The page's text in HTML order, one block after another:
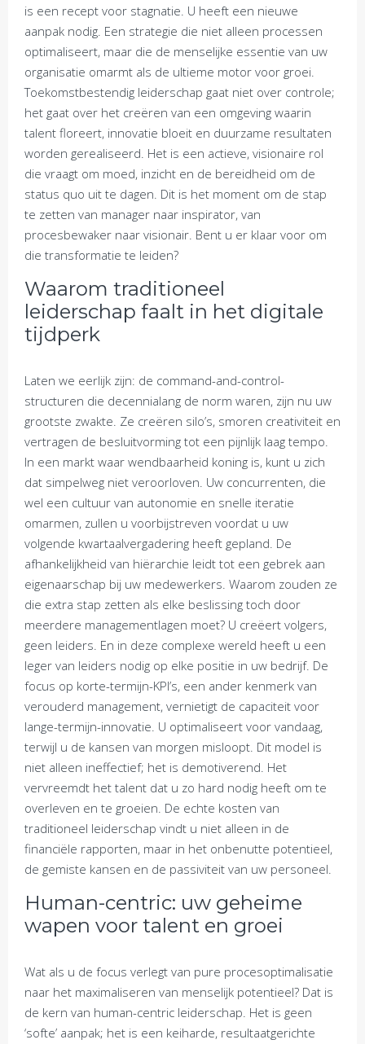
is een recept voor stagnatie. U heeft een nieuwe
aanpak nodig. Een strategie die niet alleen processen
optimaliseert, maar die de menselijke essentie van uw
organisatie omarmt als de ultieme motor voor groei.
Toekomstbestendig leiderschap gaat niet over controle;
het gaat over het creëren van een omgeving waarin
talent floreert, innovatie bloeit en duurzame resultaten
worden gerealiseerd. Het is een actieve, visionaire rol
die vraagt om moed, inzicht en de bereidheid om de
status quo uit te dagen. Dit is het moment om de stap
te zetten van manager naar inspirator, van
procesbewaker naar visionair. Bent u er klaar voor om
die transformatie te leiden?
Waarom traditioneel
leiderschap faalt in het digitale
tijdperk
Laten we eerlijk zijn: de command-and-control-
structuren die decennialang de norm waren, zijn nu uw
grootste zwakte. Ze creëren silo’s, smoren creativiteit en
vertragen de besluitvorming tot een pijnlijk laag tempo.
In een markt waar wendbaarheid koning is, kunt u zich
dat simpelweg niet veroorloven. Uw concurrenten, die
wel een cultuur van autonomie en snelle iteratie
omarmen, zullen u voorbijstreven voordat u uw
volgende kwartaalvergadering heeft gepland. De
afhankelijkheid van hiërarchie leidt tot een gebrek aan
eigenaarschap bij uw medewerkers. Waarom zouden ze
die extra stap zetten als elke beslissing toch door
meerdere managementlagen moet? U creëert volgers,
geen leiders. En in deze complexe wereld heeft u een
leger van leiders nodig op elke positie in uw bedrijf. De
focus op korte-termijn-KPI’s, een ander kenmerk van
verouderd management, vernietigt de capaciteit voor
lange-termijn-innovatie. U optimaliseert voor vandaag,
terwijl u de kansen van morgen misloopt. Dit model is
niet alleen ineffectief; het is demotiverend. Het
vervreemdt het talent dat u zo hard nodig heeft om te
overleven en te groeien. De echte kosten van
traditioneel leiderschap vindt u niet alleen in de
financiële rapporten, maar in het onbenutte potentieel,
de gemiste kansen en de passiviteit van uw personeel.
Human-centric: uw geheime
wapen voor talent en groei
Wat als u de focus verlegt van pure procesoptimalisatie
naar het maximaliseren van menselijk potentieel? Dat is
de kern van human-centric leiderschap. Het is geen
‘softe’ aanpak; het is een keiharde, resultaatgerichte